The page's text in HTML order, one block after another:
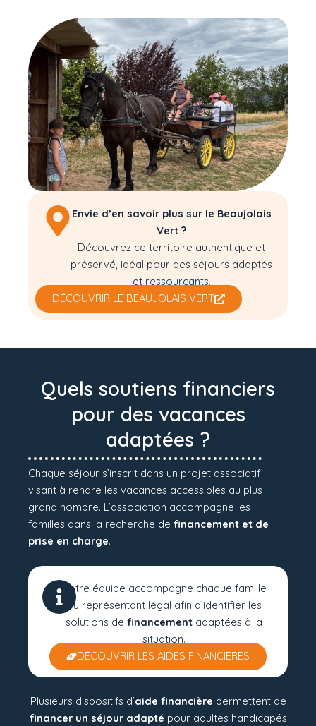
Envie d’en savoir plus sur le Beaujolais
Vert ?
Découvrez ce territoire authentique et
préservé, idéal pour des séjours adaptés
et ressourçants.
DÉCOUVRIR LE BEAUJOLAIS VERT
Quels soutiens financiers
pour des vacances
adaptées ?
Chaque séjour s’inscrit dans un projet associatif
visant à rendre les vacances accessibles au plus
grand nombre. L’association accompagne les
familles dans la recherche de financement et de
prise en charge.
Notre équipe accompagne chaque famille
ou représentant légal afin d’identifier les
solutions de financementadaptées à la
situation.
DÉCOUVRIR LES AIDES FINANCIÈRES
Plusieurs dispositifs d’aide financière permettent de
financer un séjour adapté pour adultes handicapés